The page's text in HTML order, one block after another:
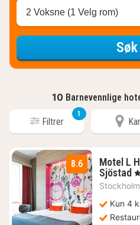
2 Voksne (1 Velg rom)
Søk
10 Barnevennlige
Filtrer
1
8.6
Motel L
Sjöstad 1
,
Stockholm
Kun 4